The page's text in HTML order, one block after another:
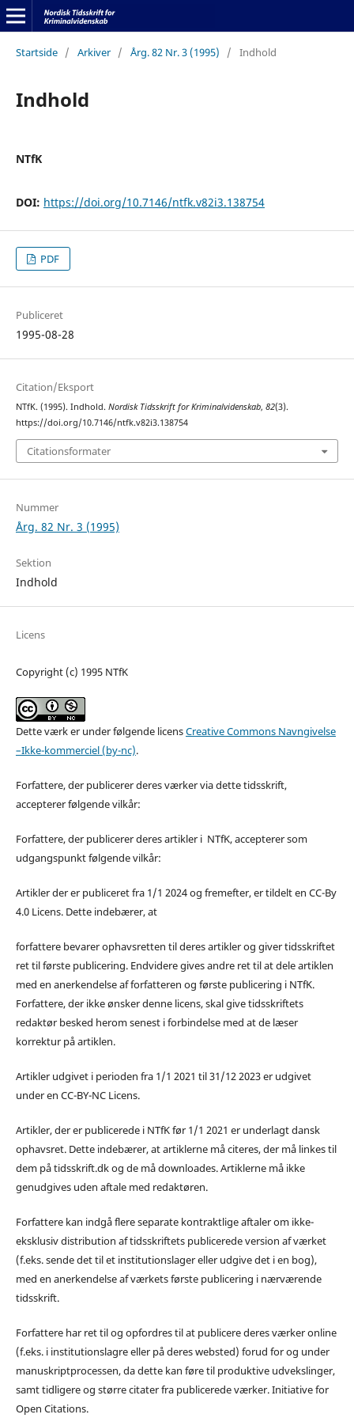
Startside / Arkiver / Årg. 82 Nr. 3 (1995) / Indhold
Indhold
NTfK
DOI: https://doi.org/10.7146/ntfk.v82i3.138754
PDF
Publiceret
1995-08-28
Citation/Eksport
NTfK. (1995). Indhold. Nordisk Tidsskrift for Kriminalvidenskab, 82(3).
https://doi.org/10.7146/ntfk.v82i3.138754
Citationsformater
Nummer
Årg. 82 Nr. 3 (1995)
Sektion
Indhold
Licens
Copyright (c) 1995 NTfK
Dette værk er under følgende licensCreative Commons Navngivelse
–Ikke-kommerciel (by-nc).
Forfattere, der publicerer deres værker via dette tidsskrift,
accepterer følgende vilkår:
Forfattere, der publicerer deres artikler i NTfK, accepterer som
udgangspunkt følgende vilkår:
Artikler der er publiceret fra 1/1 2024 og fremefter, er tildelt en CC-By
4.0 Licens. Dette indebærer, at
forfattere bevarer ophavsretten til deres artikler og giver tidsskriftet
ret til første publicering. Endvidere gives andre ret til at dele artiklen
med en anerkendelse af forfatteren og første publicering i NTfK.
Forfattere, der ikke ønsker denne licens, skal give tidsskriftets
redaktør besked herom senest i forbindelse med at de læser
korrektur på artiklen.
Artikler udgivet i perioden fra 1/1 2021 til 31/12 2023 er udgivet
under en CC-BY-NC Licens.
Artikler, der er publicerede i NTfK før 1/1 2021 er underlagt dansk
ophavsret. Dette indebærer, at artiklerne må citeres, der må linkes til
dem på tidsskrift.dk og de må downloades. Artiklerne må ikke
genudgives uden aftale med redaktøren.
Forfattere kan indgå flere separate kontraktlige aftaler om ikke-
eksklusiv distribution af tidsskriftets publicerede version af værket
(f.eks. sende det til et institutionslager eller udgive det i en bog),
med en anerkendelse af værkets første publicering i nærværende
tidsskrift.
Forfattere har ret til og opfordres til at publicere deres værker online
(f.eks. i institutionslagre eller på deres websted) forud for og under
manuskriptprocessen, da dette kan føre til produktive udvekslinger,
samt tidligere og større citater fra publicerede værker. Initiative for
Open Citations.